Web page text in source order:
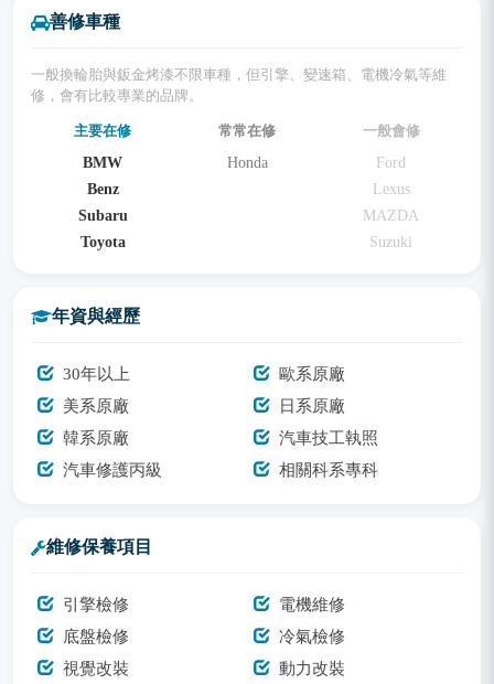
善修車種
一般換輪胎與鈑金烤漆不限車種，但引擎、變速箱、電機冷氣等維
修，會有比較專業的品牌。
主要在修
BMW
Benz
Subaru
Toyota
常常在修
Honda
一般會修
Ford
Lexus
MAZDA
Suzuki
年資與經歷
30年以上
歐系原廠
美系原廠
日系原廠
韓系原廠
汽車技工執照
汽車修護丙級
相關科系專科
維修保養項目
引擎檢修
電機維修
底盤檢修
冷氣檢修
視覺改裝
動力改裝